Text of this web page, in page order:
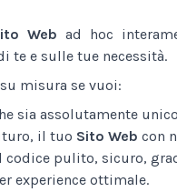
Web ad hoc
te e sulle tue necessità.
su misura se vuoi:
sia assolutamente
il tuo Sito Web con
codice pulito, sicuro,
experience ottimale.